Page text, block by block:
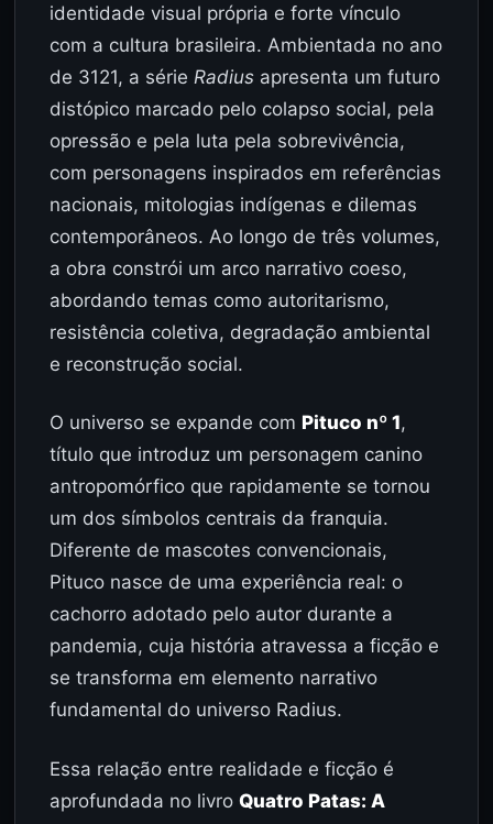
identidade visual própria e forte vínculo
com a cultura brasileira. Ambientada no ano
de 3121, a série Radius apresenta um futuro
distópico marcado pelo colapso social, pela
opressão e pela luta pela sobrevivência,
com personagens inspirados em referências
nacionais, mitologias indígenas e dilemas
contemporâneos. Ao longo de três volumes,
a obra constrói um arco narrativo coeso,
abordando temas como autoritarismo,
resistência coletiva, degradação ambiental
e reconstrução social.
O universo se expande com Pituco nº 1,
título que introduz um personagem canino
antropomórfico que rapidamente se tornou
um dos símbolos centrais da franquia.
Diferente de mascotes convencionais,
Pituco nasce de uma experiência real: o
cachorro adotado pelo autor durante a
pandemia, cuja história atravessa a ficção e
se transforma em elemento narrativo
fundamental do universo Radius.
Essa relação entre realidade e ficção é
aprofundada no livroQuatro Patas: A